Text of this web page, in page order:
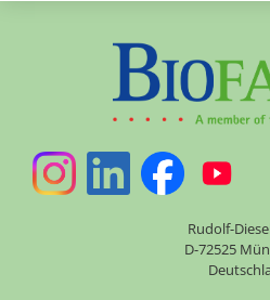
Rudolf-
D-72525